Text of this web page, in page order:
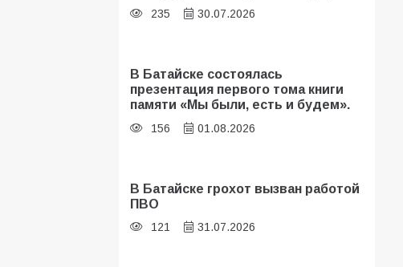
235 30.07.2026
В Батайске состоялась
презентация первого тома книги
памяти «Мы были, есть и будем».
156 01.08.2026
В Батайске грохот вызван работой
ПВО
121 31.07.2026